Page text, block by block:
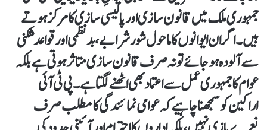
جمہوری ملک میں قانون سازی اور پالیسی سازی کا مرکز ہوتے
ہیں۔ اگر ان ایوانوں کا ماحول شور شرابے، بدنظمی اور قواعد شکنی
سے آلودہ ہو جائے تو نہ صرف قانون سازی متاثر ہوتی ہے بلکہ
عوام کا جمہوری عمل سے اعتماد بھی اٹھنے لگتا ہے۔پی ٹی آئی
اراکین کو سمجھنا چاہیے کہ عوامی نمائندگی کا مطلب صرف